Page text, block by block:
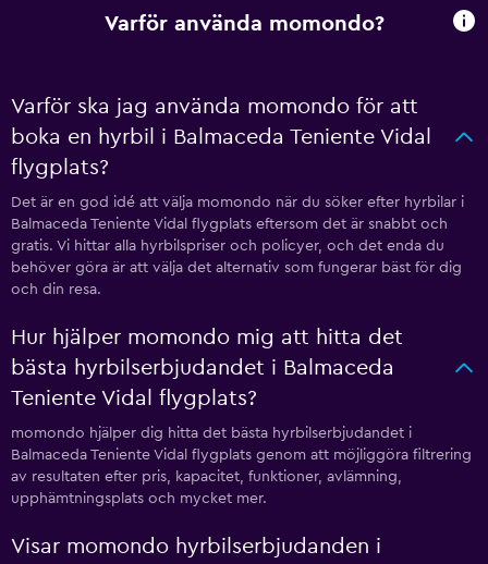
Varför använda momondo?
Varför ska jag använda momondo för att
boka en hyrbil i Balmaceda Teniente Vidal
flygplats?
Det är en god idé att välja momondo när du söker efter hyrbilar i
Balmaceda Teniente Vidal flygplats eftersom det är snabbt och
gratis. Vi hittar alla hyrbilspriser och policyer, och det enda du
behöver göra är att välja det alternativ som fungerar bäst för dig
och din resa.
Hur hjälper momondo mig att hitta det
bästa hyrbilserbjudandet i Balmaceda
Teniente Vidal flygplats?
momondo hjälper dig hitta det bästa hyrbilserbjudandet i
Balmaceda Teniente Vidal flygplats genom att möjliggöra filtrering
av resultaten efter pris, kapacitet, funktioner, avlämning,
upphämtningsplats och mycket mer.
Visar momondo hyrbilserbjudanden i